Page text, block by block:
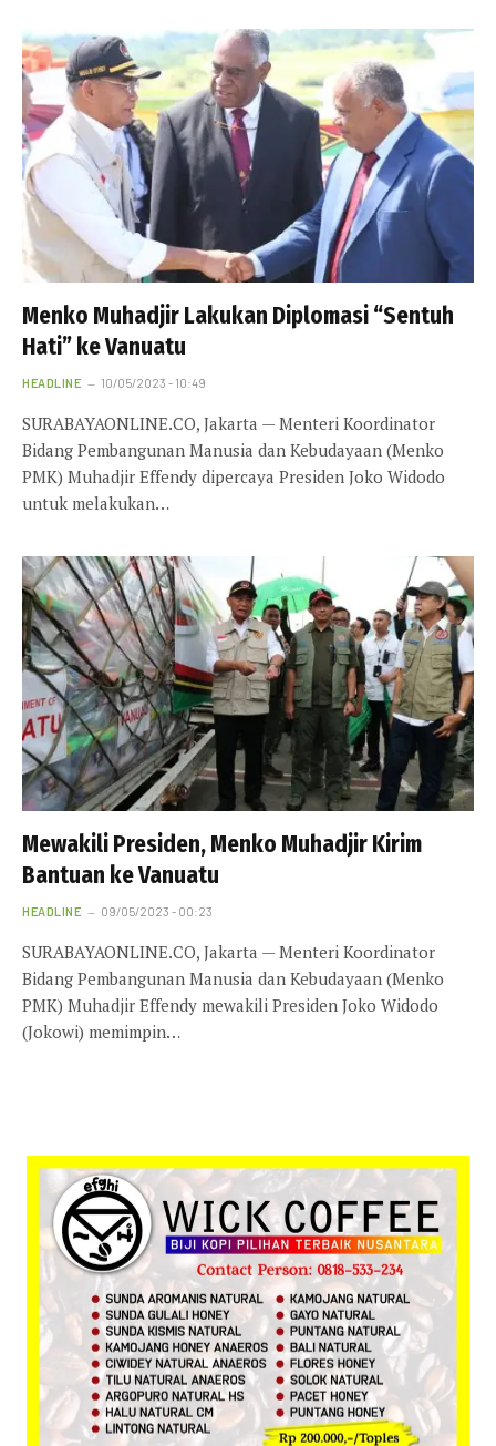
Menko Muhadjir Lakukan Diplomasi “Sentuh
Hati” ke Vanuatu
HEADLINE 10/05/2023 - 10:49
SURABAYAONLINE.CO, Jakarta — Menteri Koordinator
Bidang Pembangunan Manusia dan Kebudayaan (Menko
PMK) Muhadjir Effendy dipercaya Presiden Joko Widodo
untuk melakukan…
Mewakili Presiden, Menko Muhadjir Kirim
Bantuan ke Vanuatu
HEADLINE 09/05/2023 - 00:23
SURABAYAONLINE.CO, Jakarta — Menteri Koordinator
Bidang Pembangunan Manusia dan Kebudayaan (Menko
PMK) Muhadjir Effendy mewakili Presiden Joko Widodo
(Jokowi) memimpin…